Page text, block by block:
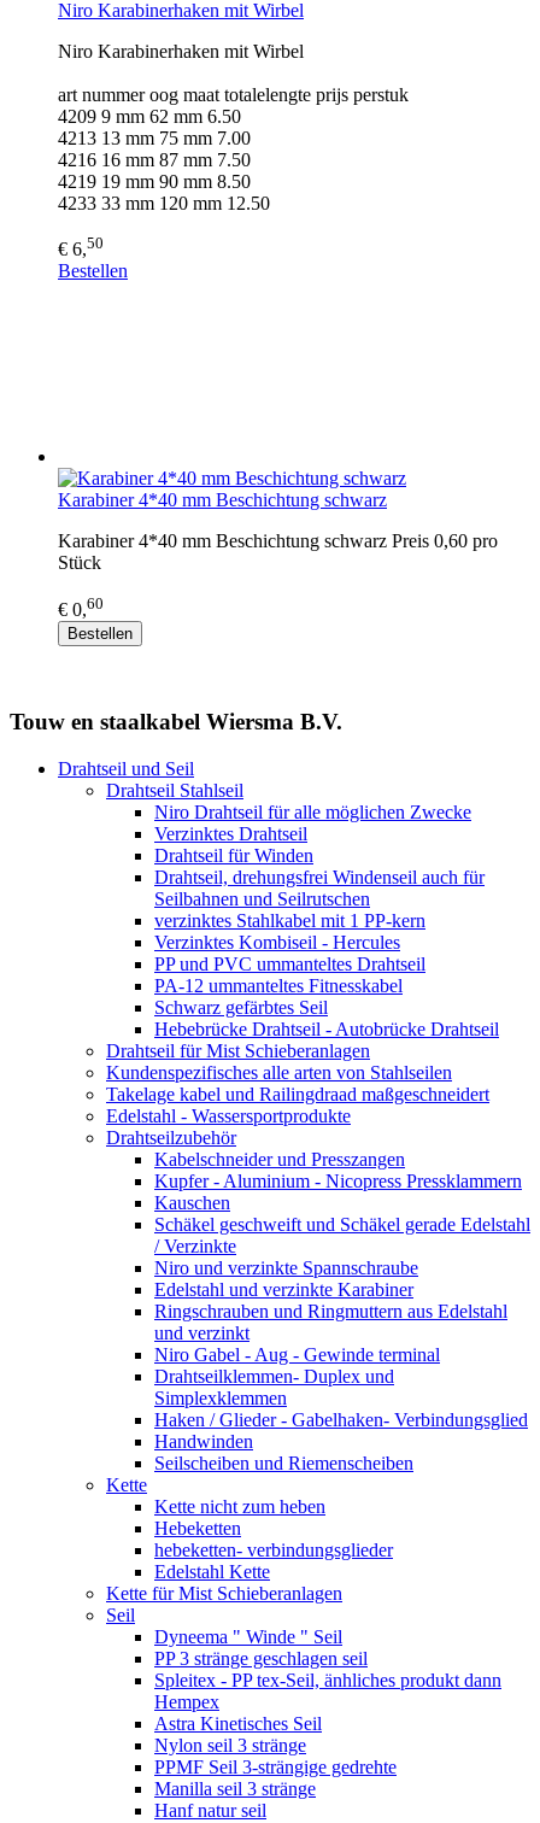
Niro Karabinerhaken mit Wirbel
Niro Karabinerhaken mit Wirbel
art nummer oog maat totalelengte prijs perstuk
4209 9 mm 62 mm 6.50
4213 13 mm 75 mm 7.00
4216 16 mm 87 mm 7.50
4219 19 mm 90 mm 8.50
4233 33 mm 120 mm 12.50
€ 6,50
Bestellen
Karabiner 4*40 mm Beschichtung schwarz
Karabiner 4*40 mm Beschichtung schwarz Preis 0,60 pro
Stück
€ 0,60
Bestellen
Touw en staalkabel Wiersma B.V.
Drahtseil und Seil
Drahtseil Stahlseil
Niro Drahtseil für alle möglichen Zwecke
Verzinktes Drahtseil
Drahtseil für Winden
Drahtseil, drehungsfrei Windenseil auch für
Seilbahnen und Seilrutschen
verzinktes Stahlkabel mit 1 PP-kern
Verzinktes Kombiseil - Hercules
PP und PVC ummanteltes Drahtseil
PA-12 ummanteltes Fitnesskabel
Schwarz gefärbtes Seil
Hebebrücke Drahtseil - Autobrücke Drahtseil
Drahtseil für Mist Schieberanlagen
Kundenspezifisches alle arten von Stahlseilen
Takelage kabel und Railingdraad maßgeschneidert
Edelstahl - Wassersportprodukte
Drahtseilzubehör
Kabelschneider und Presszangen
Kupfer - Aluminium - Nicopress Pressklammern
Kauschen
Schäkel geschweift und Schäkel gerade Edelstahl
/ Verzinkte
Niro und verzinkte Spannschraube
Edelstahl und verzinkte Karabiner
Ringschrauben und Ringmuttern aus Edelstahl
und verzinkt
Niro Gabel - Aug - Gewinde terminal
Drahtseilklemmen- Duplex und
Simplexklemmen
Haken / Glieder - Gabelhaken- Verbindungsglied
Handwinden
Seilscheiben und Riemenscheiben
Kette
Kette nicht zum heben
Hebeketten
hebeketten- verbindungsglieder
Edelstahl Kette
Kette für Mist Schieberanlagen
Seil
Dyneema " Winde " Seil
PP 3 stränge geschlagen seil
Spleitex - PP tex-Seil, änhliches produkt dann
Hempex
Astra Kinetisches Seil
Nylon seil 3 stränge
PPMF Seil 3-strängige gedrehte
Manilla seil 3 stränge
Hanf natur seil